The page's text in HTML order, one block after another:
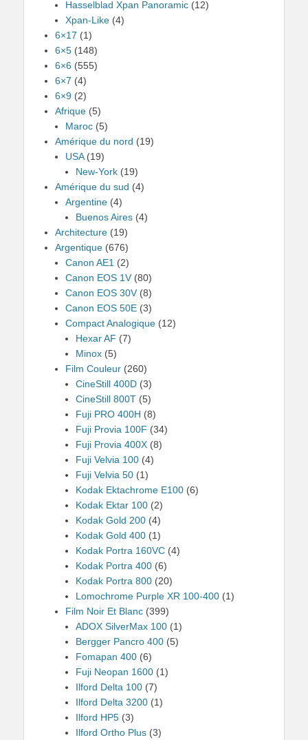
Hasselblad Xpan Panoramic (12)
Xpan-Like (4)
6×17 (1)
6×5 (148)
6×6 (555)
6×7 (4)
6×9 (2)
Afrique (5)
Maroc (5)
Amérique du nord (19)
USA(19)
New-York (19)
Amérique du sud (4)
Argentine (4)
Buenos Aires (4)
Architecture (19)
Argentique (676)
Canon AE1 (2)
Canon EOS 1V (80)
Canon EOS 30V (8)
Canon EOS 50E (3)
Compact Analogique (12)
Hexar AF (7)
Minox (5)
Film Couleur (260)
CineStill 400D (3)
CineStill 800T (5)
Fuji PRO 400H (8)
Fuji Provia 100F (34)
Fuji Provia 400X (8)
Fuji Velvia 100 (4)
Fuji Velvia 50 (1)
Kodak Ektachrome E100 (6)
Kodak Ektar 100 (2)
Kodak Gold 200 (4)
Kodak Gold 400 (1)
Kodak Portra 160VC (4)
Kodak Portra 400 (6)
Kodak Portra 800 (20)
Lomochrome Purple XR 100-400 (1)
Film Noir Et Blanc (399)
ADOX SilverMax 100 (1)
Bergger Pancro 400 (5)
Fomapan 400 (6)
Fuji Neopan 1600 (1)
Ilford Delta 100 (7)
Ilford Delta 3200 (1)
Ilford HP5 (3)
Ilford Ortho Plus (3)